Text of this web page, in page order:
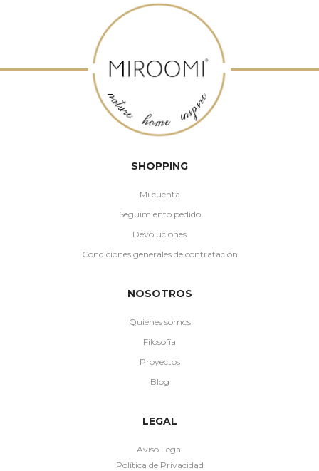
SHOPPING
Mi cuenta
Seguimiento pedido
Devoluciones
Condiciones generales de contratación
NOSOTROS
Quiénes somos
Filosofía
Proyectos
Blog
LEGAL
Aviso Legal
Política de Privacidad